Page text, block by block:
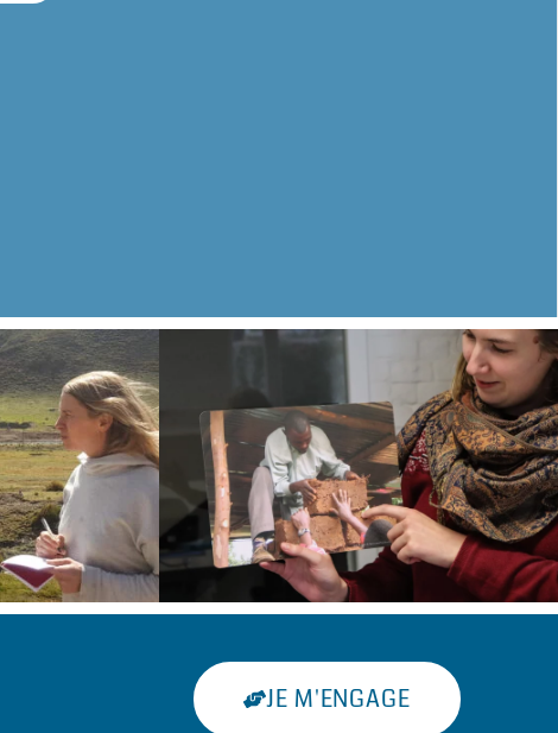
JE M'ENGAGE